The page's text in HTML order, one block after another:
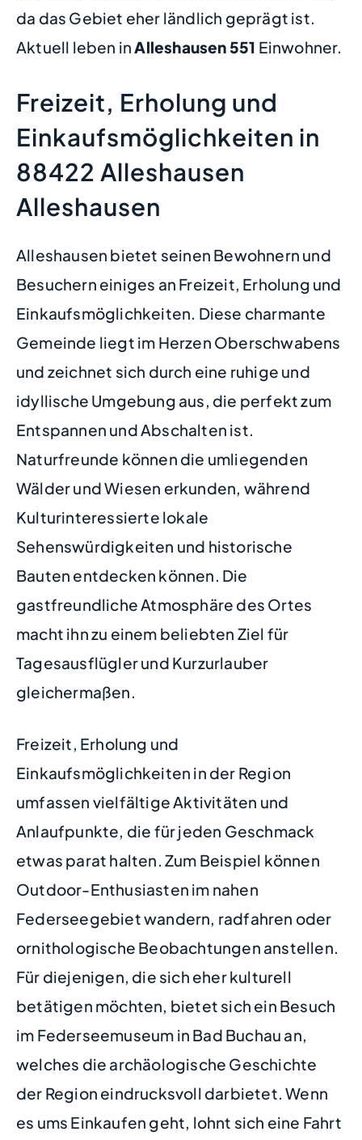
da das Gebiet eher ländlich geprägt ist.
Aktuell leben inAlleshausen551 Einwohner.
Freizeit, Erholung und
Einkaufsmöglichkeiten in
88422 Alleshausen
Alleshausen
Alleshausen bietet seinen Bewohnern und
Besuchern einiges an Freizeit, Erholung und
Einkaufsmöglichkeiten. Diese charmante
Gemeinde liegt im Herzen Oberschwabens
und zeichnet sich durch eine ruhige und
idyllische Umgebung aus, die perfekt zum
Entspannen und Abschalten ist.
Naturfreunde können die umliegenden
Wälder und Wiesen erkunden, während
Kulturinteressierte lokale
Sehenswürdigkeiten und historische
Bauten entdecken können. Die
gastfreundliche Atmosphäre des Ortes
macht ihn zu einem beliebten Ziel für
Tagesausflügler und Kurzurlauber
gleichermaßen.
Freizeit, Erholung und
Einkaufsmöglichkeiten in der Region
umfassen vielfältige Aktivitäten und
Anlaufpunkte, die für jeden Geschmack
etwas parat halten. Zum Beispiel können
Outdoor-Enthusiasten im nahen
Federseegebiet wandern, radfahren oder
ornithologische Beobachtungen anstellen.
Für diejenigen, die sich eher kulturell
betätigen möchten, bietet sich ein Besuch
im Federseemuseum in Bad Buchau an,
welches die archäologische Geschichte
der Region eindrucksvoll darbietet. Wenn
es ums Einkaufen geht, lohnt sich eine Fahrt